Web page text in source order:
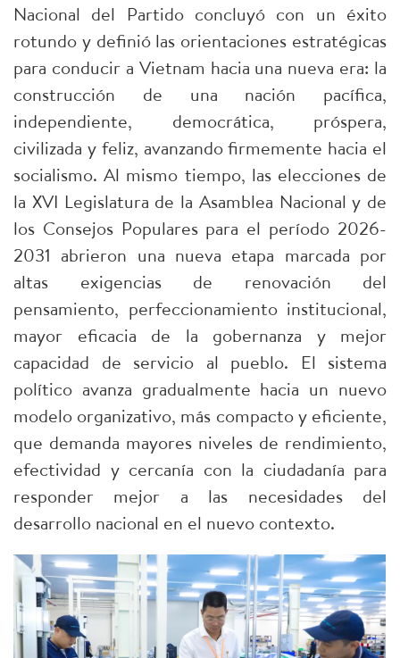
Nacional del Partido concluyó con un éxito
rotundo y definió las orientaciones estratégicas
para conducir a Vietnam hacia una nueva era: la
construcción de una nación pacífica,
independiente, democrática, próspera,
civilizada y feliz, avanzando firmemente hacia el
socialismo. Al mismo tiempo, las elecciones de
la XVI Legislatura de la Asamblea Nacional y de
los Consejos Populares para el período 2026-
2031 abrieron una nueva etapa marcada por
altas exigencias de renovación del
pensamiento, perfeccionamiento institucional,
mayor eficacia de la gobernanza y mejor
capacidad de servicio al pueblo. El sistema
político avanza gradualmente hacia un nuevo
modelo organizativo, más compacto y eficiente,
que demanda mayores niveles de rendimiento,
efectividad y cercanía con la ciudadanía para
responder mejor a las necesidades del
desarrollo nacional en el nuevo contexto.